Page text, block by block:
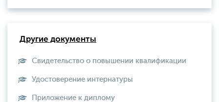
Другие документы
Свидетельство о повышении квалификации
Удостоверение интернатуры
Приложение к диплому